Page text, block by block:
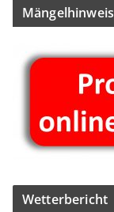
Män­gel­hin­weis
Wet­ter­be­richt